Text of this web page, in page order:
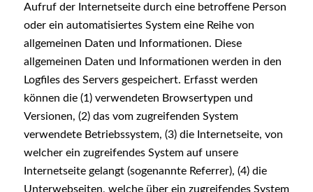
Aufruf der Internetseite durch eine betroffene Person
oder ein automatisiertes System eine Reihe von
allgemeinen Daten und Informationen. Diese
allgemeinen Daten und Informationen werden in den
Logfiles des Servers gespeichert. Erfasst werden
können die (1) verwendeten Browsertypen und
Versionen, (2) das vom zugreifenden System
verwendete Betriebssystem, (3) die Internetseite, von
welcher ein zugreifendes System auf unsere
Internetseite gelangt (sogenannte Referrer), (4) die
Unterwebseiten, welche über ein zugreifendes System